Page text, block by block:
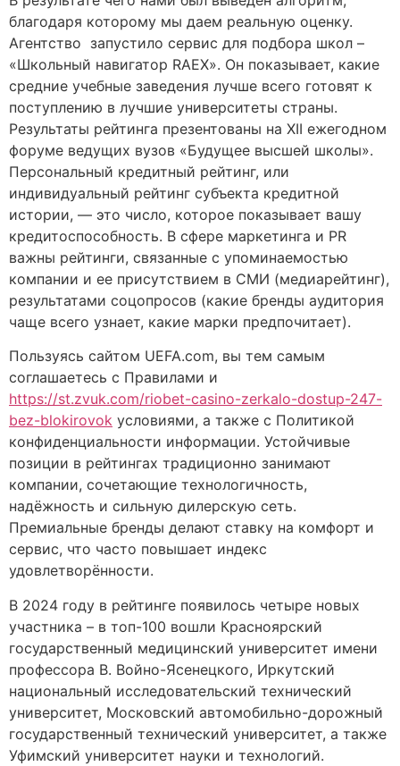
благодаря которому мы даем реальную оценку.
Агентство запустило сервис для подбора школ –
«Школьный навигатор RAEX». Он показывает, какие
средние учебные заведения лучше всего готовят к
поступлению в лучшие университеты страны.
Результаты рейтинга презентованы на XII ежегодном
форуме ведущих вузов «Будущее высшей школы».
Персональный кредитный рейтинг, или
индивидуальный рейтинг субъекта кредитной
истории, — это число, которое показывает вашу
кредитоспособность. В сфере маркетинга и PR
важны рейтинги, связанные с упоминаемостью
компании и ее присутствием в СМИ (медиарейтинг),
результатами соцопросов (какие бренды аудитория
чаще всего узнает, какие марки предпочитает).
Пользуясь сайтом UEFA.com, вы тем самым
соглашаетесь с Правилами и
https://st.zvuk.com/riobet-casino-zerkalo-dostup-247-
bez-blokirovok условиями, а также с Политикой
конфиденциальности информации. Устойчивые
позиции в рейтингах традиционно занимают
компании, сочетающие технологичность,
надёжность и сильную дилерскую сеть.
Премиальные бренды делают ставку на комфорт и
сервис, что часто повышает индекс
удовлетворённости.
В 2024 году в рейтинге появилось четыре новых
участника – в топ-100 вошли Красноярский
государственный медицинский университет имени
профессора В. Войно-Ясенецкого, Иркутский
национальный исследовательский технический
университет, Московский автомобильно-дорожный
государственный технический университет, а также
Уфимский университет науки и технологий.